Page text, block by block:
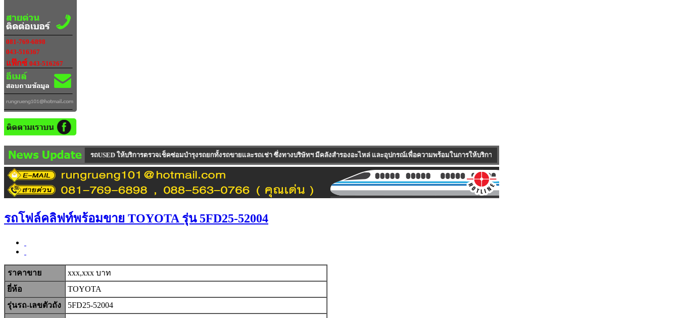
081-769-6898
043-516367
แฟ๊กซ์ 043-516267
ถใหม่100 % และ รถUSED ให้บริการตรวจเช็คซ่อมบำรุงรถยกทั้งรถขายและรถเช่า ซึ่งทางบริษัทฯ มีคลังสำรองอะไหล่ และอุปกรณ์เพื่อความพร้อมในการให้บริการแก่ลูกค้า บริษัทมีบริการรถ Mobile Service ซึ่งเป็นรถพร้อมอุปกรณ์ครบค
รถโฟล์คลิฟท์พร้อมขาย TOYOTA รุ่น 5FD25-52004
ราคาขาย
xxx,xxx บาท
ยี่ห้อ
TOYOTA
รุ่นรถ-เลขตัวถัง
5FD25-52004